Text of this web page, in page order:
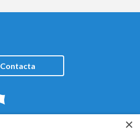
Contacta
×